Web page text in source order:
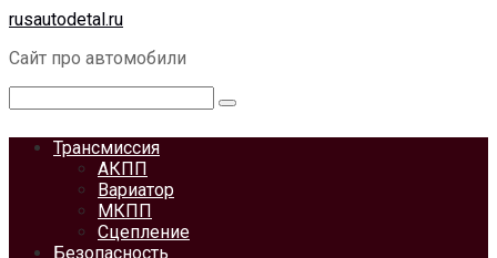
Перейти
контенту
rusautodetal.ru
Сайт про автомобили
Трансмиссия
АКПП
Вариатор
МКПП
Сцепление
Безопасность